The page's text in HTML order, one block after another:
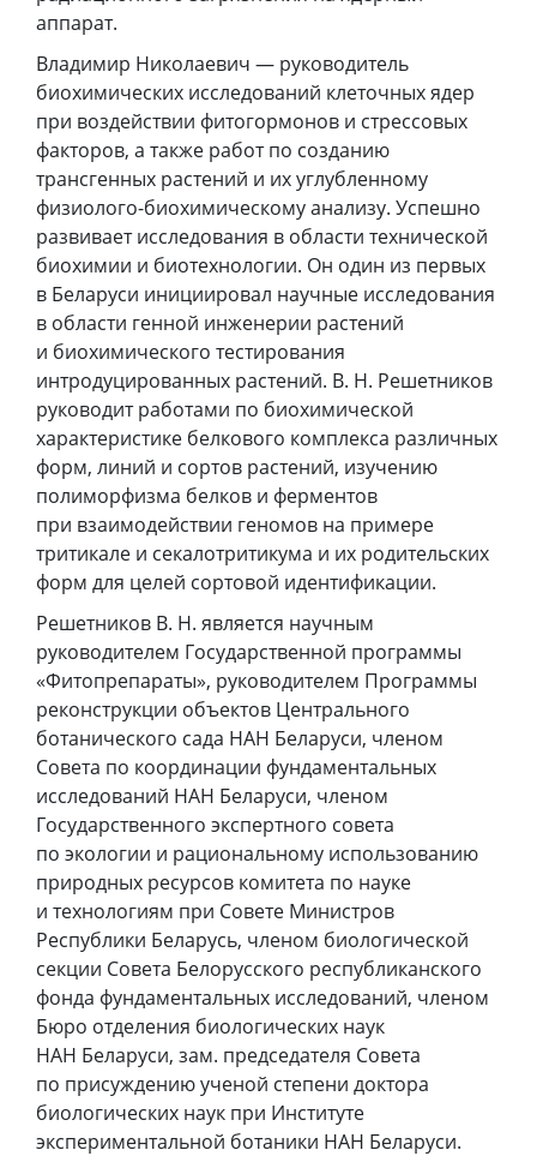
аппарат.
Владимир Николаевич — руководитель
биохимических исследований клеточных ядер
при воздействии фитогормонов и стрессовых
факторов, а также работ по созданию
трансгенных растений и их углубленному
физиолого-биохимическому анализу. Успешно
развивает исследования в области технической
биохимии и биотехнологии. Он один из первых
в Беларуси инициировал научные исследования
в области генной инженерии растений
и биохимического тестирования
интродуцированных растений. В. Н. Решетников
руководит работами по биохимической
характеристике белкового комплекса различных
форм, линий и сортов растений, изучению
полиморфизма белков и ферментов
при взаимодействии геномов на примере
тритикале и секалотритикума и их родительских
форм для целей сортовой идентификации.
Решетников В. Н. является научным
руководителем Государственной программы
«Фитопрепараты», руководителем Программы
реконструкции объектов Центрального
ботанического сада НАН Беларуси, членом
Совета по координации фундаментальных
исследований НАН Беларуси, членом
Государственного экспертного совета
по экологии и рациональному использованию
природных ресурсов комитета по науке
и технологиям при Совете Министров
Республики Беларусь, членом биологической
секции Совета Белорусского республиканского
фонда фундаментальных исследований, членом
Бюро отделения биологических наук
НАН Беларуси, зам. председателя Совета
по присуждению ученой степени доктора
биологических наук при Институте
экспериментальной ботаники НАН Беларуси.